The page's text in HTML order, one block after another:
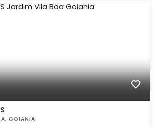
GOIANIA